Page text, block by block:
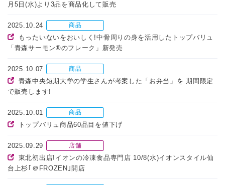
月5日(水)より3品を商品化して販売
2025.10.24 商品
もったいないをおいしく!中骨周りの身を活用したトップバリュ
「青森サーモン®のフレーク」新発売
2025.10.07 商品
青森中央短期大学の学生さんが考案した「お弁当」を 期間限定
で販売します!
2025.10.01 商品
トップバリュ商品60品目を値下げ
2025.09.29 店舗
東北初出店!イオンの冷凍食品専門店 10/8(水)イオンスタイル仙
台上杉｢＠FROZEN｣開店